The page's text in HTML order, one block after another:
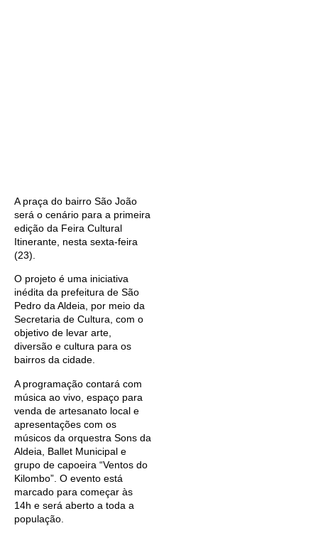
A praça do bairro São João
será o cenário para a primeira
edição da Feira Cultural
Itinerante, nesta sexta-feira
(23).
O projeto é uma iniciativa
inédita da prefeitura de São
Pedro da Aldeia, por meio da
Secretaria de Cultura, com o
objetivo de levar arte,
diversão e cultura para os
bairros da cidade.
A programação contará com
música ao vivo, espaço para
venda de artesanato local e
apresentações com os
músicos da orquestra Sons da
Aldeia, Ballet Municipal e
grupo de capoeira “Ventos do
Kilombo”. O evento está
marcado para começar às
14h e será aberto a toda a
população.